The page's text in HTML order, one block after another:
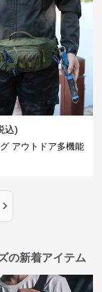
込)
アウトドア多機能
›
の新着アイテム